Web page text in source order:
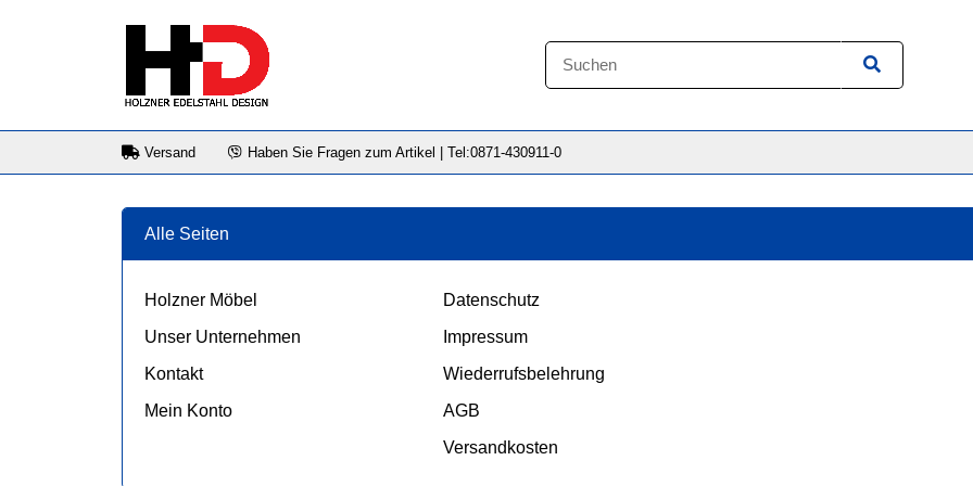
Versand Haben Sie Fragen zum Artikel | Tel:0871-430911-0
Alle Seiten
Holzner Möbel
Unser Unternehmen
Kontakt
Mein Konto
Datenschutz
Impressum
Wiederrufsbelehrung
AGB
Versandkosten